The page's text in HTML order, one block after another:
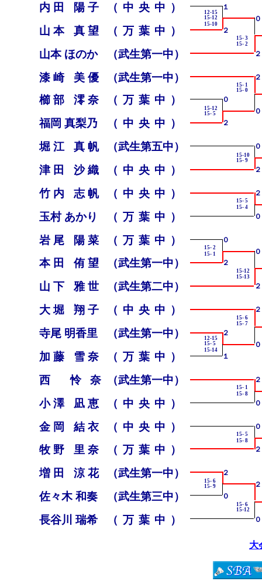
15- 3
15- 2
０
２
15- 1
15- 0
２
０
15-10
15- 9
０
２
15- 5
15- 4
２
０
15-12
15-13
０
２
15- 6
15- 7
２
０
15- 1
15- 8
２
０
15- 5
15- 8
０
２
15- 6
15-12
２
０
12-15
15-12
15-10
１
２
15-12
15- 5
０
２
15- 2
15- 1
０
２
12-15
15- 5
15-14
２
１
15- 6
15- 9
２
０
内田 陽子
（中央中）
山本 真望
（万葉中）
山本 ほのか
（武生第一中）
漆崎 美優
（武生第一中）
櫛部 澪奈
（万葉中）
福岡 真梨乃
（中央中）
堀江 真帆
（武生第五中）
津田 沙織
（中央中）
竹内 志帆
（中央中）
玉村 あかり
（万葉中）
岩尾 陽菜
（万葉中）
本田 侑望
（武生第一中）
山下 雅世
（武生第二中）
大堀 翔子
（中央中）
寺尾 明香里
（武生第一中）
加藤 雪奈
（万葉中）
西 怜奈
（武生第一中）
小澤 凪恵
（中央中）
金岡 結衣
（中央中）
牧野 里奈
（万葉中）
増田 涼花
（武生第一中）
佐々木 和奏
（武生第三中）
長谷川 瑞希
（万葉中）
大